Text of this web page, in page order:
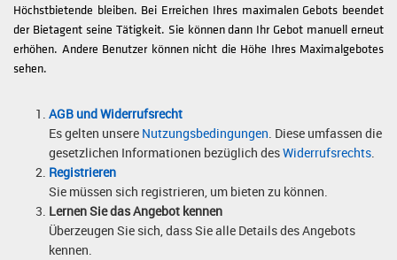
Höchstbietende bleiben. Bei Erreichen Ihres maximalen Gebots beendet
der Bietagent seine Tätigkeit. Sie können dann Ihr Gebot manuell erneut
erhöhen. Andere Benutzer können nicht die Höhe Ihres Maximalgebotes
sehen.
AGB und Widerrufsrecht
Es gelten unsere Nutzungsbedingungen. Diese umfassen die
gesetzlichen Informationen bezüglich desWiderrufsrechts.
Registrieren
Sie müssen sich registrieren, um bieten zu können.
Lernen Sie das Angebot kennen
Überzeugen Sie sich, dass Sie alle Details des Angebots
kennen.